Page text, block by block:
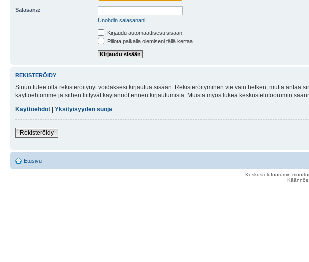
Salasana:
Unohdin salasanani
Kirjaudu automaattisesti sisään.
Piilota paikalla olemiseni tällä kertaa
REKISTERÖIDY
Sinun tulee olla rekisteröitynyt voidaksesi kirjautua sisään. Rekisteröityminen vie vain hetken, mutta
käyttöehtomme ja siihen liittyvät käytännöt ennen kirjautumista. Muista myös lukea keskustelufoorumin
Käyttöehdot | Yksityisyyden suoja
Rekisteröidy
Etusivu
Keskustelufoorumin